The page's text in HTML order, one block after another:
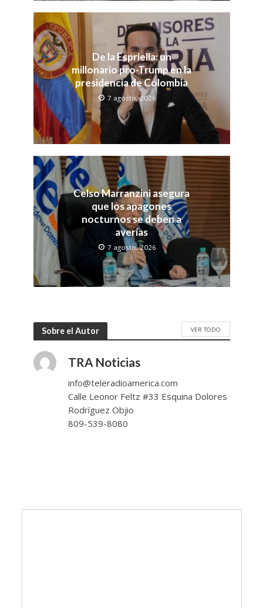
De la Espriella: un
millonario pro-Trump en la
presidencia de Colombia
7 agosto, 2026
Celso Marranzini asegura
que los apagones
nocturnos se deben a
averías
7 agosto, 2026
Sobre el Autor VER TODO
TRA Noticias
info@teleradioamerica.com
Calle Leonor Feltz #33 Esquina Dolores
Rodríguez Objio
809-539-8080